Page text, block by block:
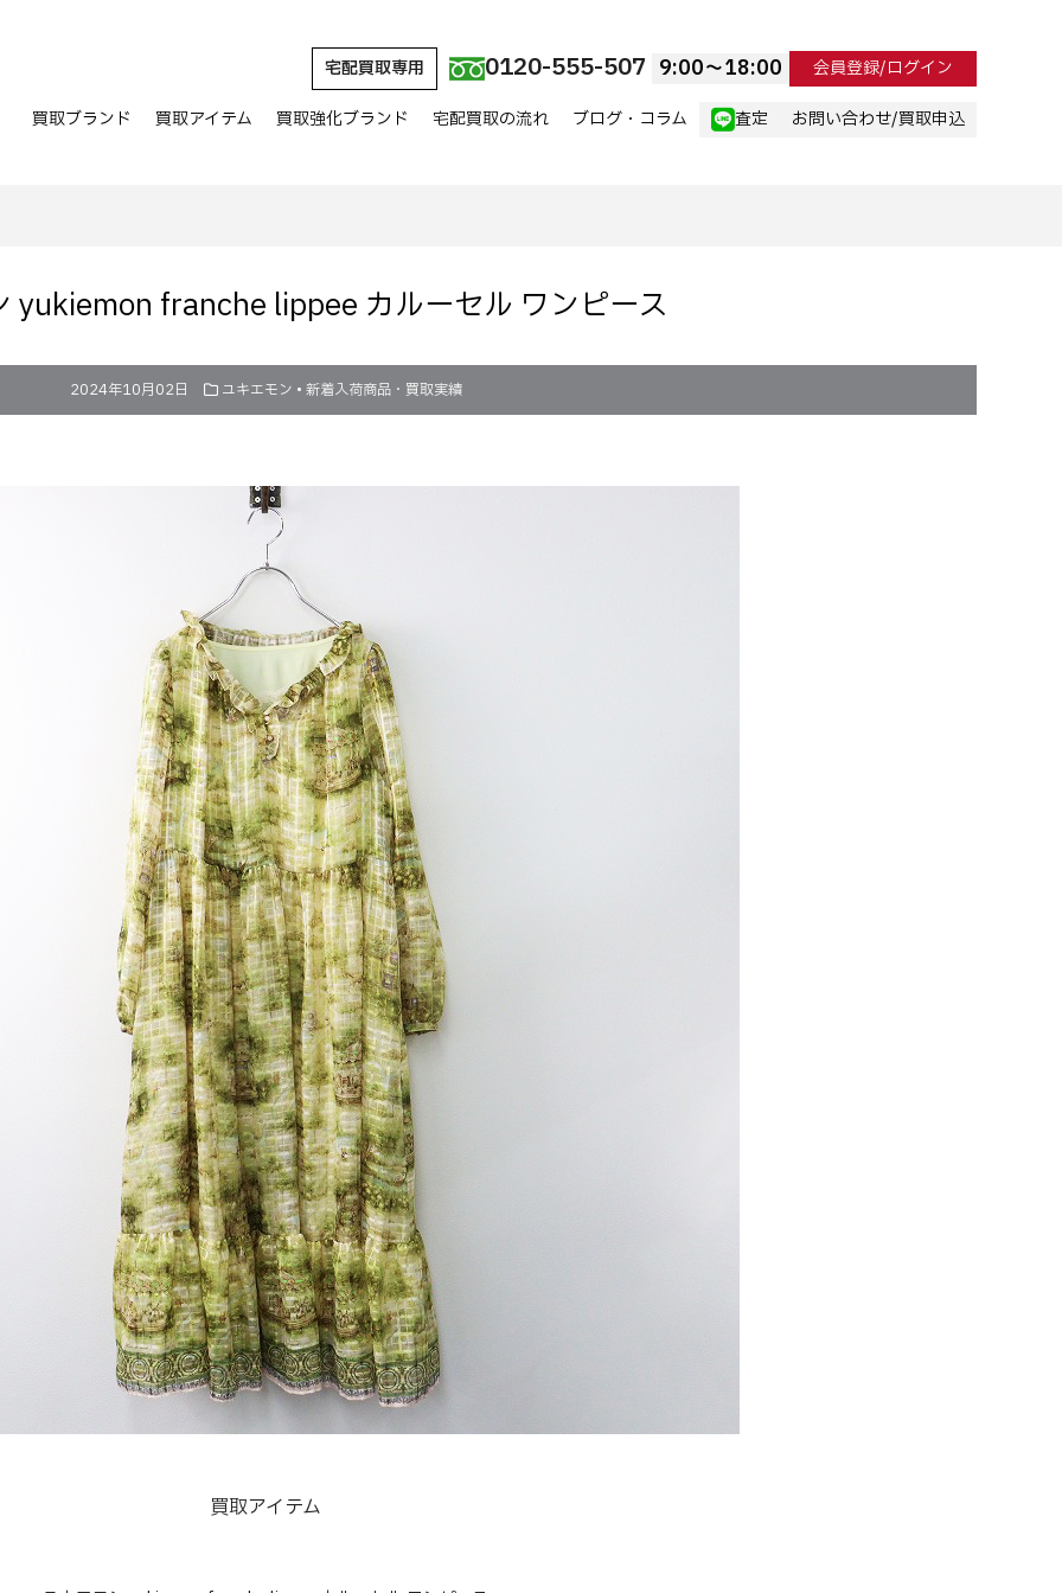
宅配買取専用 0120-555-507 9:00〜18:00 会員登録/ログイン
買取ブランド 買取アイテム 買取強化ブランド 宅配買取の流れ ブログ・コラム 査定 お問い合わせ/買取申込
yukiemon franche lippee カルーセル ワンピース
2024年10月02日 ユキエモン • 新着入荷商品・買取実績
買取アイテム